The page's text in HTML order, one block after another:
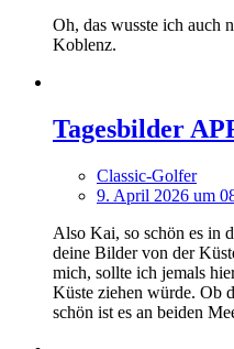
Oh, das wusste ich auch
Koblenz.
Tagesbilder
Classic-Golfer
9. April 2026 um
Also Kai, so schön es in
deine Bilder von der
mich, sollte ich jemals
Küste ziehen würde. Ob
schön ist es an beiden